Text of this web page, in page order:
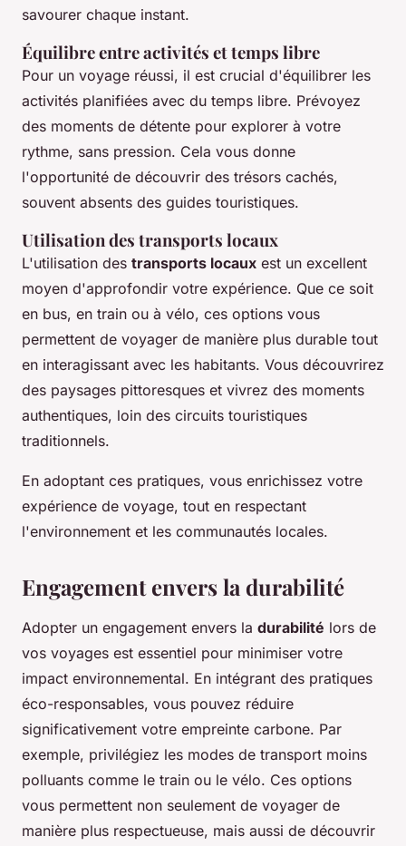
savourer chaque instant.
Équilibre entre activités et temps libre
Pour un voyage réussi, il est crucial d'équilibrer les
activités planifiées avec du temps libre. Prévoyez
des moments de détente pour explorer à votre
rythme, sans pression. Cela vous donne
l'opportunité de découvrir des trésors cachés,
souvent absents des guides touristiques.
Utilisation des transports locaux
L'utilisation des transports locaux est un excellent
moyen d'approfondir votre expérience. Que ce soit
en bus, en train ou à vélo, ces options vous
permettent de voyager de manière plus durable tout
en interagissant avec les habitants. Vous découvrirez
des paysages pittoresques et vivrez des moments
authentiques, loin des circuits touristiques
traditionnels.
En adoptant ces pratiques, vous enrichissez votre
expérience de voyage, tout en respectant
l'environnement et les communautés locales.
Engagement envers la durabilité
Adopter un engagement envers la durabilité lors de
vos voyages est essentiel pour minimiser votre
impact environnemental. En intégrant des pratiques
éco-responsables, vous pouvez réduire
significativement votre empreinte carbone. Par
exemple, privilégiez les modes de transport moins
polluants comme le train ou le vélo. Ces options
vous permettent non seulement de voyager de
manière plus respectueuse, mais aussi de découvrir